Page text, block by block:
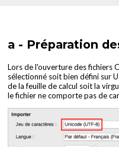
a - Préparation
Lors de l'ouverture des fichiers
sélectionné soit bien défini sur
de la feuille de calcul soit la
le fichier ne comporte pas de